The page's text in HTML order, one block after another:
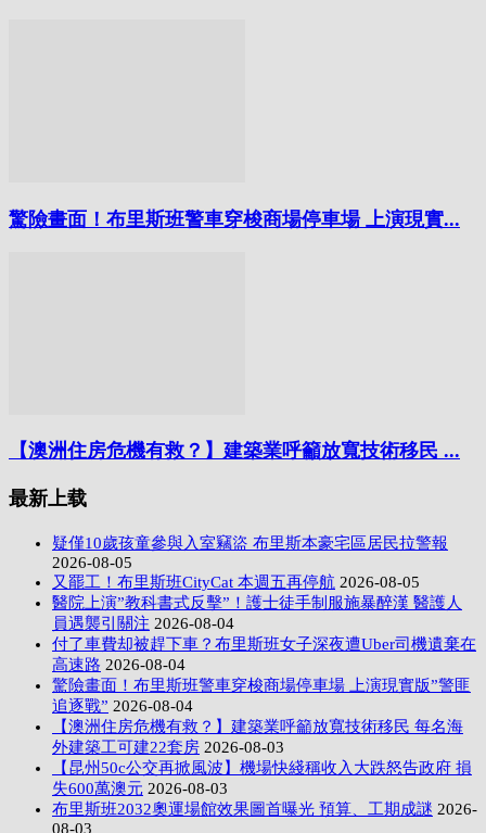
驚險畫面！布里斯班警車穿梭商場停車場 上演現實...
【澳洲住房危機有救？】建築業呼籲放寬技術移民 ...
最新上载
疑僅10歲孩童參與入室竊盜 布里斯本豪宅區居民拉警報
2026-08-05
又罷工！布里斯班CityCat 本週五再停航 2026-08-05
醫院上演”教科書式反擊”！護士徒手制服施暴醉漢 醫護人
員遇襲引關注 2026-08-04
付了車費却被趕下車？布里斯班女子深夜遭Uber司機遺棄在
高速路 2026-08-04
驚險畫面！布里斯班警車穿梭商場停車場 上演現實版”警匪
追逐戰” 2026-08-04
【澳洲住房危機有救？】建築業呼籲放寬技術移民 每名海
外建築工可建22套房 2026-08-03
【昆州50c公交再掀風波】機場快綫稱收入大跌怒告政府 損
失600萬澳元 2026-08-03
布里斯班2032奧運場館效果圖首曝光 預算、工期成謎 2026-
08-03